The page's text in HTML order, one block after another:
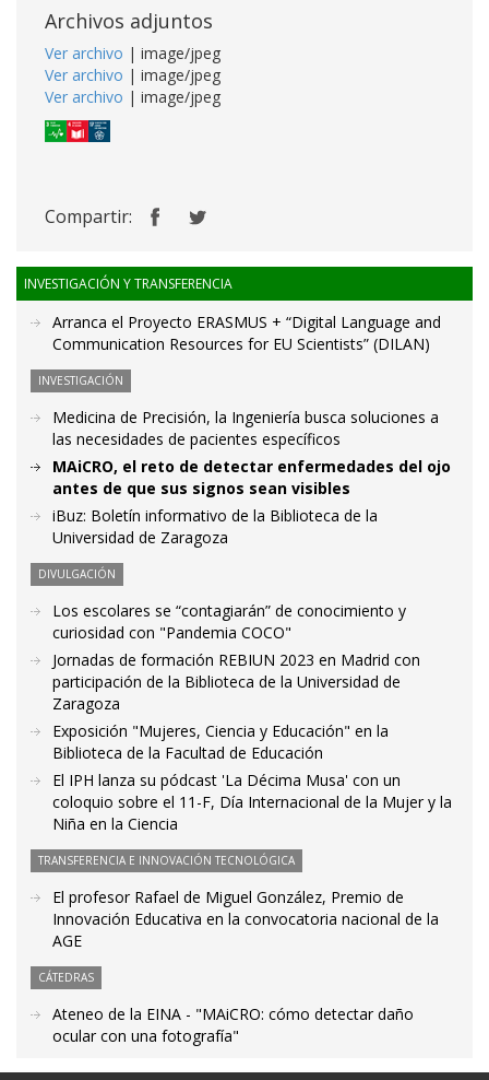
Archivos adjuntos
Ver archivo | image/jpeg
Ver archivo | image/jpeg
Ver archivo | image/jpeg
Compartir:
INVESTIGACIÓN Y TRANSFERENCIA
Arranca el Proyecto ERASMUS + “Digital Language and
Communication Resources for EU Scientists” (DILAN)
INVESTIGACIÓN
Medicina de Precisión, la Ingeniería busca soluciones a
las necesidades de pacientes específicos
MAiCRO, el reto de detectar enfermedades del ojo
antes de que sus signos sean visibles
iBuz: Boletín informativo de la Biblioteca de la
Universidad de Zaragoza
DIVULGACIÓN
Los escolares se “contagiarán” de conocimiento y
curiosidad con "Pandemia COCO"
Jornadas de formación REBIUN 2023 en Madrid con
participación de la Biblioteca de la Universidad de
Zaragoza
Exposición "Mujeres, Ciencia y Educación" en la
Biblioteca de la Facultad de Educación
El IPH lanza su pódcast 'La Décima Musa' con un
coloquio sobre el 11-F, Día Internacional de la Mujer y la
Niña en la Ciencia
TRANSFERENCIA E INNOVACIÓN TECNOLÓGICA
El profesor Rafael de Miguel González, Premio de
Innovación Educativa en la convocatoria nacional de la
AGE
CÁTEDRAS
Ateneo de la EINA - "MAiCRO: cómo detectar daño
ocular con una fotografía"